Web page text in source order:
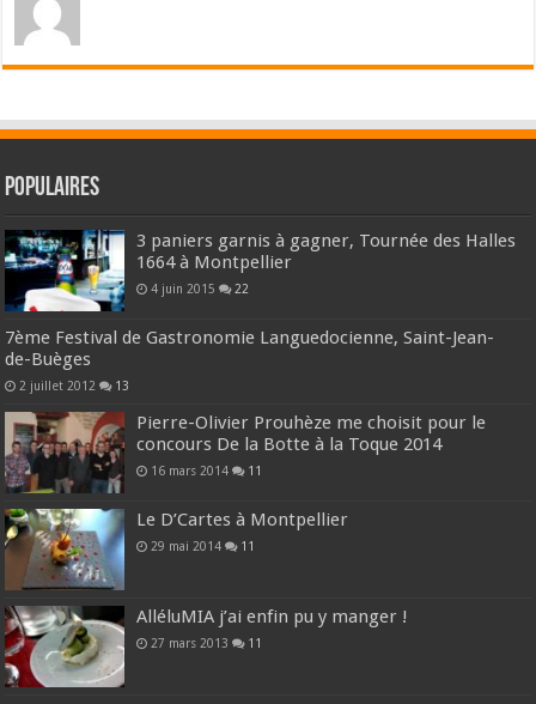
Populaires
3 paniers garnis à gagner, Tournée des Halles
1664 à Montpellier
4 juin 2015 22
7ème Festival de Gastronomie Languedocienne, Saint-Jean-
de-Buèges
2 juillet 2012 13
Pierre-Olivier Prouhèze me choisit pour le
concours De la Botte à la Toque 2014
16 mars 2014 11
Le D’Cartes à Montpellier
29 mai 2014 11
AlléluMIA j’ai enfin pu y manger !
27 mars 2013 11